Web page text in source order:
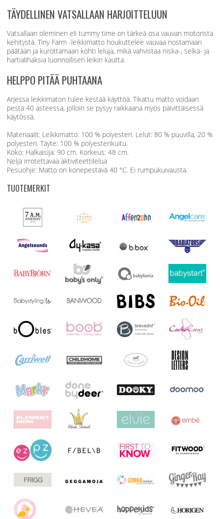
TÄYDELLINEN VATSALLAAN HARJOITTELUUN
Vatsallaan oleminen eli tummy time on tärkeä osa vauvan motorista
kehitystä. Tiny Farm -leikkimatto houkuttelee vauvaa nostamaan
päätään ja kurottamaan kohti leluja, mikä vahvistaa niska-, selkä- ja
hartialihaksia luonnollisen leikin kautta.
HELPPO PITÄÄ PUHTAANA
Arjessa leikkimaton tulee kestää käyttöä. Tikattu matto voidaan
pestä 40 asteessa, jolloin se pysyy raikkaana myös päivittäisessä
käytössä.
Materiaalit: Leikkimatto: 100 % polyesteri. Lelut: 80 % puuvilla, 20 %
polyesteri. Täyte: 100 % polyesterikuitu.
Koko: Halkaisija: 90 cm. Korkeus: 48 cm.
Neljä irrotettavaa aktiviteettilelua
Pesuohje: Matto on konepestävä 40 °C. Ei rumpukuivausta.
TUOTEMERKIT